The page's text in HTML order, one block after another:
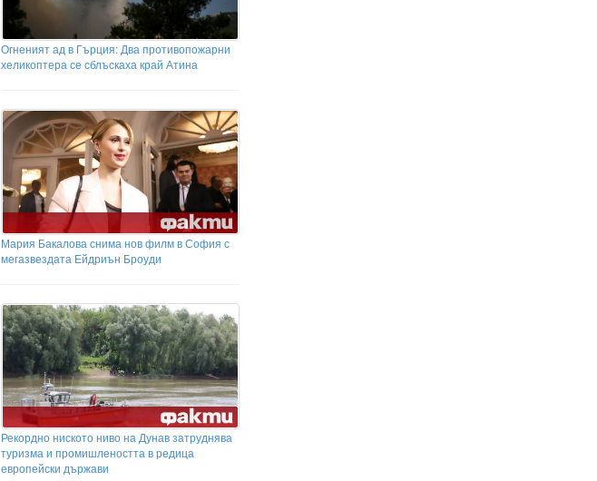
Огненият ад в Гърция: Два противопожарни
хеликоптера се сблъскаха край Атина
Мария Бакалова снима нов филм в София с
мегазвездата Ейдриън Броуди
Рекордно ниското ниво на Дунав затруднява
туризма и промишлеността в редица
европейски държави